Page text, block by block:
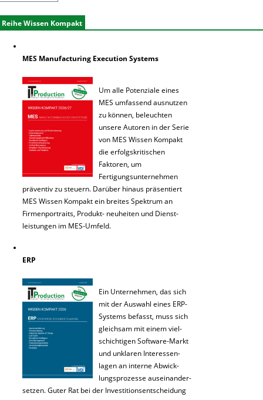
Reihe Wissen Kompakt
MES Manufacturing Execution Systems
Um alle Potenziale eines
MES umfassend ausnutzen
zu können, beleuchten
unsere Autoren in der Serie
von MES Wissen Kompakt
die erfolgskritischen
Faktoren, um
Fertigungsunternehmen
präventiv zu steuern. Darüber hinaus präsentiert
MES Wissen Kompakt ein breites Spektrum an
Firmenportraits, Produkt- neuheiten und Dienst-
leistungen im MES-Umfeld.
ERP
Ein Unternehmen, das sich
mit der Auswahl eines ERP-
Systems befasst, muss sich
gleichsam mit einem viel-
schichtigen Software-Markt
und unklaren Interessen-
lagen an interne Abwick-
lungsprozesse auseinander-
setzen. Guter Rat bei der Investitionsentscheidung